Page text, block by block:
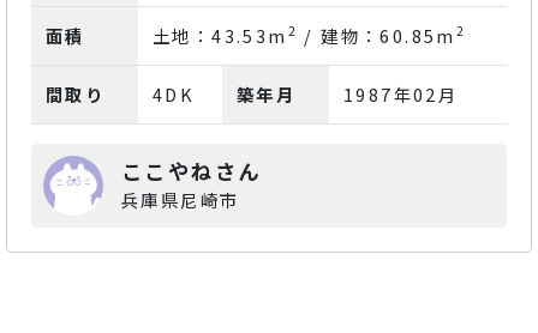
面積 土地：43.53m 2 / 建物：60.85m 2
間取り 4DK 築年月 1987年02月
ここやねさん
兵庫県尼崎市